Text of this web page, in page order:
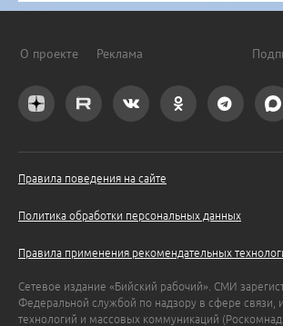
О проекте Реклама
Правила поведения на сайте
Политика обработки персональных данных
Правила применения рекомендательных
Сетевое издание «Бийский рабочий». СМИ
Федеральной службой по надзору в сфере
технологий и массовых коммуникаций